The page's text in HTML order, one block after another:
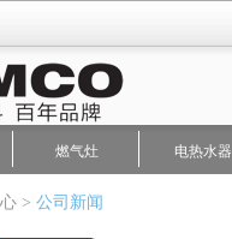
燃气灶 电热水器
> 公司新闻